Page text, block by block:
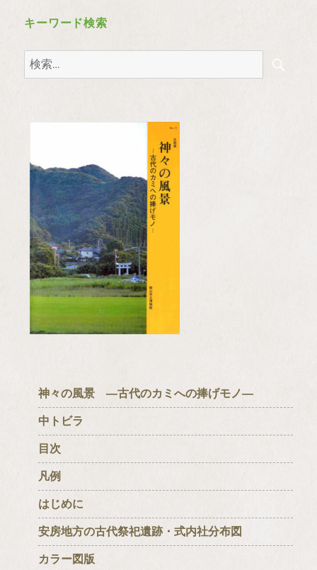
キーワード検索
検
索:
神々の風景 ―古代のカミへの捧げモノ―
中トビラ
目次
凡例
はじめに
安房地方の古代祭祀遺跡・式内社分布図
カラー図版